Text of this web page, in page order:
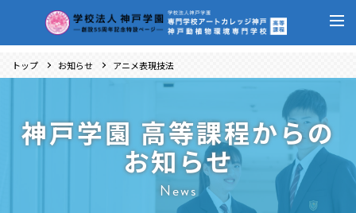
トップ お知らせ アニメ表現技法
神戸学園 高等課程からの
お知らせ
News